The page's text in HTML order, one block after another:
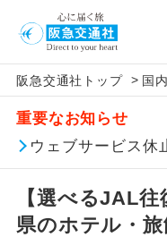
阪急交通社トップ > 国
重要なお知らせ
ウェブサービス休
【選べるJAL
県のホテル・
アイコン
添乗員同行
往
現地添乗員同
行
現
（
「価格変動型ツア
価格変動型ツア
賃」を利用した
お申し込み時期